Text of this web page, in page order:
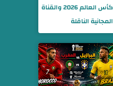
كأس العالم 2026 والقناة
المجانية الناقلة